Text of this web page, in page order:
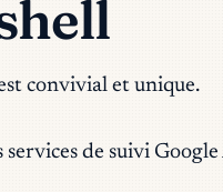
convivial et unique.
de suivi